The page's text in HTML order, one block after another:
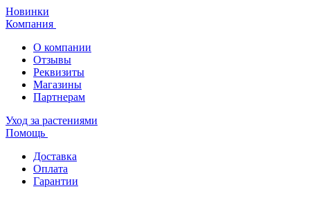
Новинки
Компания
О компании
Отзывы
Реквизиты
Магазины
Партнерам
Уход за растениями
Помощь
Доставка
Оплата
Гарантии